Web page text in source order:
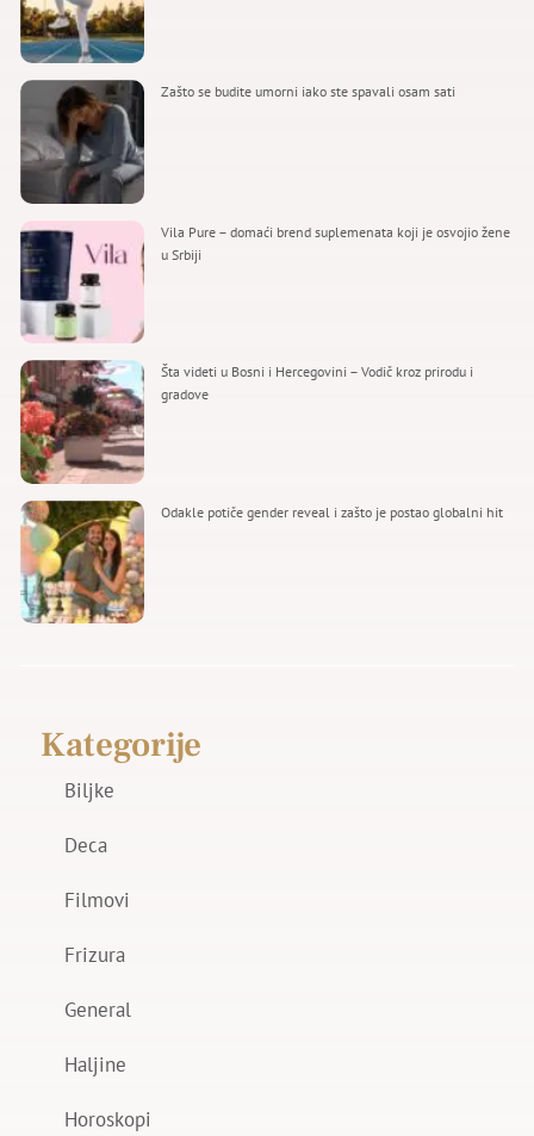
Zašto se budite umorni iako ste spavali osam sati
Vila Pure – domaći brend suplemenata koji je osvojio žene
u Srbiji
Šta videti u Bosni i Hercegovini – Vodič kroz prirodu i
gradove
Odakle potiče gender reveal i zašto je postao globalni hit
Kategorije
Biljke
Deca
Filmovi
Frizura
General
Haljine
Horoskopi